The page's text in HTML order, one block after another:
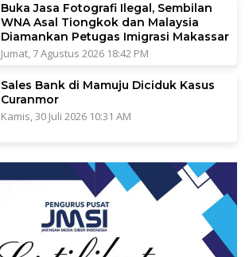
Buka Jasa Fotografi Ilegal, Sembilan
WNA Asal Tiongkok dan Malaysia
Diamankan Petugas Imigrasi Makassar
Jumat, 7 Agustus 2026 18:42 PM
Sales Bank di Mamuju Diciduk Kasus
Curanmor
Kamis, 30 Juli 2026 10:31 AM